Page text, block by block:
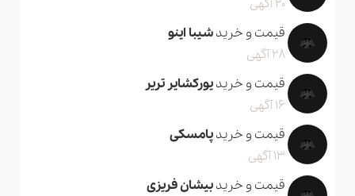
20 آگهی
قیمت و خریدشیبا اینو
28 آگهی
قیمت و خریدیورکشایر تریر
16 آگهی
قیمت و خریدپامسکی
13 آگهی
قیمت و خریدبیشان فریزی